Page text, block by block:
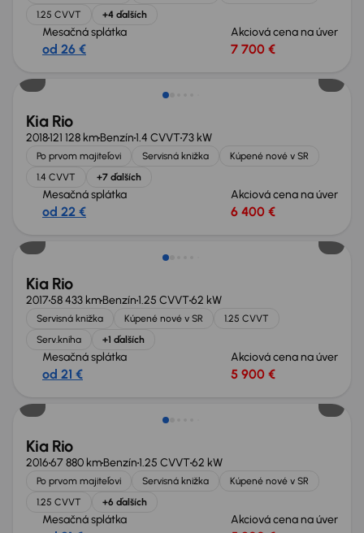
1.25 CVVT
+4 ďalších
Mesačná splátka
od 26 €
Akciová cena na úver
7 700 €
Kia Rio
2018121 128 kmBenzín1.4 CVVT73 kW
Po prvom majiteľovi Servisná knižka
Kúpené nové v SR
1.4 CVVT
+7 ďalších
Mesačná splátka
od 22 €
Akciová cena na úver
6 400 €
Kia Rio
201758 433 kmBenzín1.25 CVVT62 kW
Servisná knižka Kúpené nové v SR
1.25 CVVT
Serv.kniha
+1 ďalších
Mesačná splátka
od 21 €
Akciová cena na úver
5 900 €
Kia Rio
201667 880 kmBenzín1.25 CVVT62 kW
Po prvom majiteľovi Servisná knižka
Kúpené nové v SR
1.25 CVVT
+6 ďalších
Mesačná splátka Akciová cena na úver